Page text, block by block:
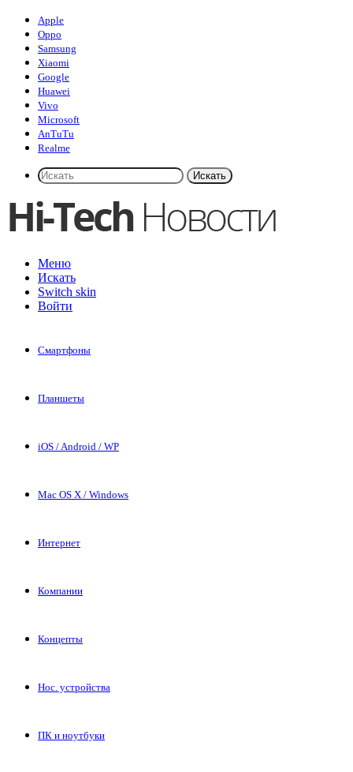
Apple
Oppo
Samsung
Xiaomi
Google
Huawei
Vivo
Microsoft
AnTuTu
Realme
Искать
Меню
Искать
Switch skin
Войти
Смартфоны
Планшеты
iOS / Android / WP
Mac OS X / Windows
Интернет
Компании
Концепты
Нос. устройства
ПК и ноутбуки